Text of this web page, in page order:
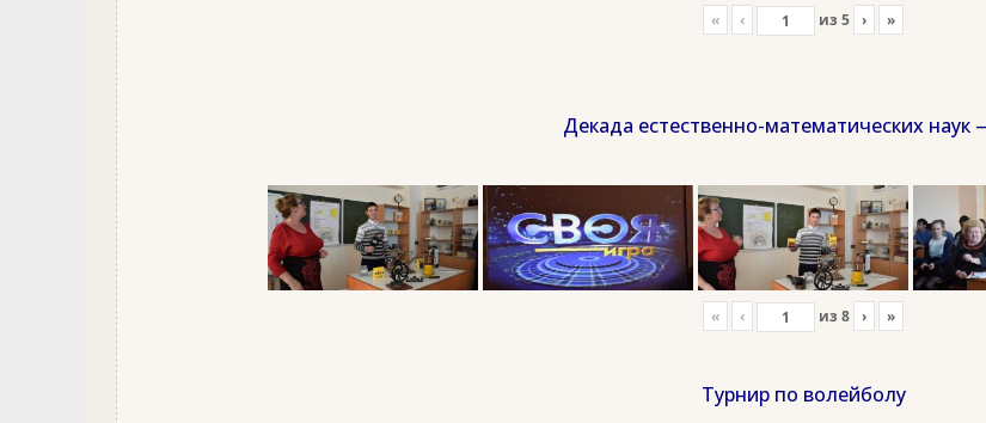
« ‹ из 5 › »
Декада естественно-математических наук
« ‹ из 8 › »
Турнир по волейболу